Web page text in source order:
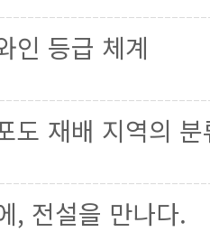
인 등급 체계
도 재배 지역의 분
, 전설을 만나다.